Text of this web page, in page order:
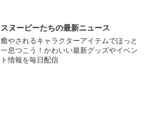
スヌーピーたちの最新ニュース
癒やされるキャラクターアイテムでほっと
一息つこう！かわいい最新グッズやイベン
ト情報を毎日配信